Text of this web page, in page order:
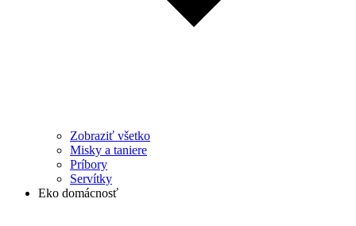
Zobraziť všetko
Misky a taniere
Príbory
Servítky
Eko domácnosť